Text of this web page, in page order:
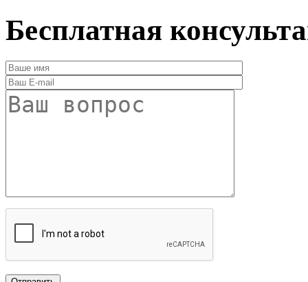
Бесплатная